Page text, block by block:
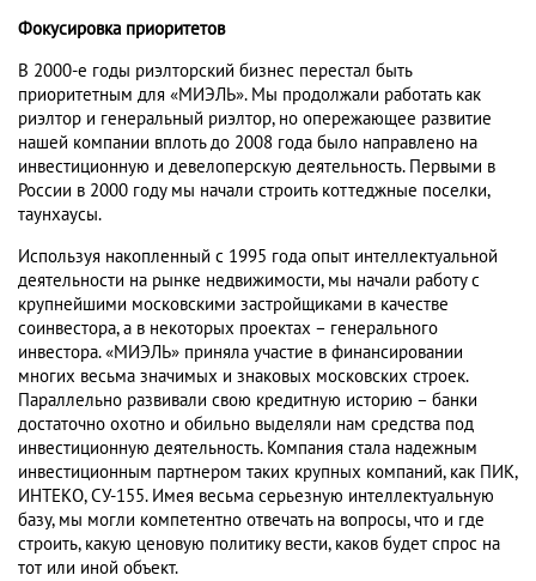
Фокусировка приоритетов
В 2000-е годы риэлторский бизнес перестал быть
приоритетным для «МИЭЛЬ». Мы продолжали работать как
риэлтор и генеральный риэлтор, но опережающее развитие
нашей компании вплоть до 2008 года было направлено на
инвестиционную и девелоперскую деятельность. Первыми в
России в 2000 году мы начали строить коттеджные поселки,
таунхаусы.
Используя накопленный с 1995 года опыт интеллектуальной
деятельности на рынке недвижимости, мы начали работу с
крупнейшими московскими застройщиками в качестве
соинвестора, а в некоторых проектах – генерального
инвестора. «МИЭЛЬ» приняла участие в финансировании
многих весьма значимых и знаковых московских строек.
Параллельно развивали свою кредитную историю – банки
достаточно охотно и обильно выделяли нам средства под
инвестиционную деятельность. Компания стала надежным
инвестиционным партнером таких крупных компаний, как ПИК,
ИНТЕКО, СУ-155. Имея весьма серьезную интеллектуальную
базу, мы могли компетентно отвечать на вопросы, что и где
строить, какую ценовую политику вести, каков будет спрос на
тот или иной объект.